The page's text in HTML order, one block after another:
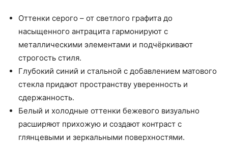
Оттенки серого – от светлого графита до
насыщенного антрацита гармонируют с
металлическими элементами и подчёркивают
строгость стиля.
Глубокий синий и стальной с добавлением матового
стекла придают пространству уверенность и
сдержанность.
Белый и холодные оттенки бежевого визуально
расширяют прихожую и создают контраст с
глянцевыми и зеркальными поверхностями.